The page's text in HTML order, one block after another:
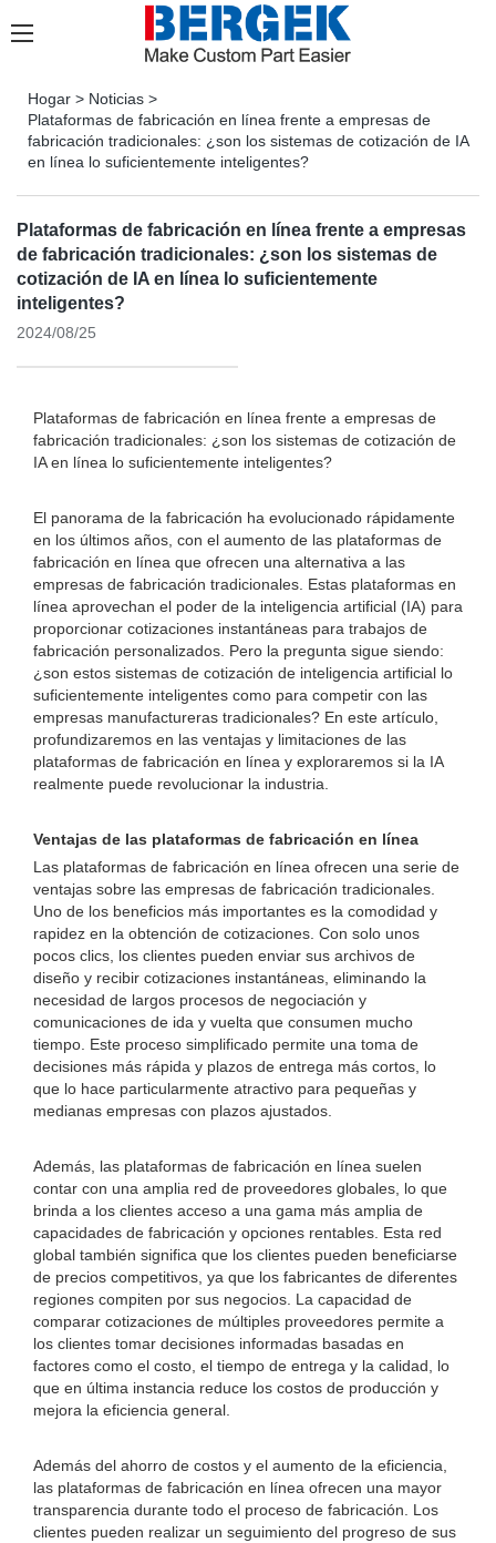
Hogar > Noticias >
Plataformas de fabricación en línea frente a empresas de
fabricación tradicionales: ¿son los sistemas de cotización de IA
en línea lo suficientemente inteligentes?
Plataformas de fabricación en línea frente a empresas
de fabricación tradicionales: ¿son los sistemas de
cotización de IA en línea lo suficientemente
inteligentes?
2024/08/25
Plataformas de fabricación en línea frente a empresas de
fabricación tradicionales: ¿son los sistemas de cotización de
IA en línea lo suficientemente inteligentes?
El panorama de la fabricación ha evolucionado rápidamente
en los últimos años, con el aumento de las plataformas de
fabricación en línea que ofrecen una alternativa a las
empresas de fabricación tradicionales. Estas plataformas en
línea aprovechan el poder de la inteligencia artificial (IA) para
proporcionar cotizaciones instantáneas para trabajos de
fabricación personalizados. Pero la pregunta sigue siendo:
¿son estos sistemas de cotización de inteligencia artificial lo
suficientemente inteligentes como para competir con las
empresas manufactureras tradicionales? En este artículo,
profundizaremos en las ventajas y limitaciones de las
plataformas de fabricación en línea y exploraremos si la IA
realmente puede revolucionar la industria.
Ventajas de las plataformas de fabricación en línea
Las plataformas de fabricación en línea ofrecen una serie de
ventajas sobre las empresas de fabricación tradicionales.
Uno de los beneficios más importantes es la comodidad y
rapidez en la obtención de cotizaciones. Con solo unos
pocos clics, los clientes pueden enviar sus archivos de
diseño y recibir cotizaciones instantáneas, eliminando la
necesidad de largos procesos de negociación y
comunicaciones de ida y vuelta que consumen mucho
tiempo. Este proceso simplificado permite una toma de
decisiones más rápida y plazos de entrega más cortos, lo
que lo hace particularmente atractivo para pequeñas y
medianas empresas con plazos ajustados.
Además, las plataformas de fabricación en línea suelen
contar con una amplia red de proveedores globales, lo que
brinda a los clientes acceso a una gama más amplia de
capacidades de fabricación y opciones rentables. Esta red
global también significa que los clientes pueden beneficiarse
de precios competitivos, ya que los fabricantes de diferentes
regiones compiten por sus negocios. La capacidad de
comparar cotizaciones de múltiples proveedores permite a
los clientes tomar decisiones informadas basadas en
factores como el costo, el tiempo de entrega y la calidad, lo
que en última instancia reduce los costos de producción y
mejora la eficiencia general.
Además del ahorro de costos y el aumento de la eficiencia,
las plataformas de fabricación en línea ofrecen una mayor
transparencia durante todo el proceso de fabricación. Los
clientes pueden realizar un seguimiento del progreso de sus